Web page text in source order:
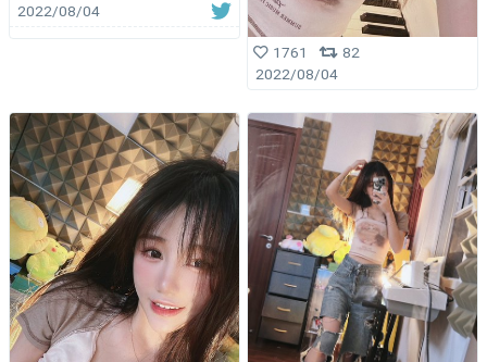
2022/08/04
1761
82
2022/08/04